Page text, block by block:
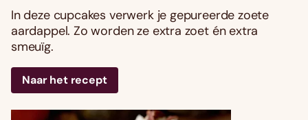
In deze cupcakes verwerk je gepureerde zoete
aardappel. Zo worden ze extra zoet én extra
smeuïg.
Naar het recept